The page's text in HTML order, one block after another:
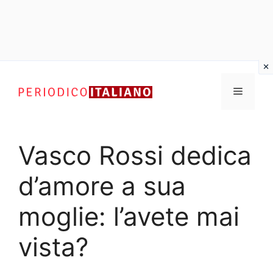
contenuto
Menu
Vasco Rossi dedica
d’amore a sua
moglie: l’avete mai
vista?